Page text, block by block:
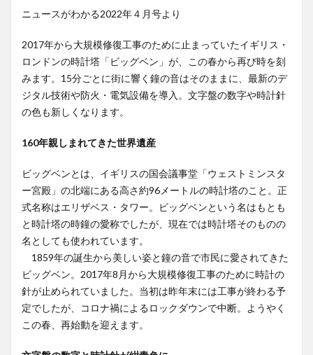
ニュースがわかる2022年４月号より
2017年から大規模修復工事のために止まっていたイギリス・
ロンドンの時計塔「ビッグベン」が、この春から再び時を刻
みます。15分ごとに街に響く鐘の音はそのままに、最新のデ
ジタル技術や防火・電気設備を導入。文字盤の数字や時計針
の色も新しくなります。
160年親しまれてきた世界遺産
ビッグベンとは、イギリスの国会議事堂「ウェストミンスタ
ー宮殿」の北端にある高さ約96メートルの時計塔のこと。正
式名称はエリザベス・タワー。ビッグベンという名はもとも
と時計塔の時鐘の愛称でしたが、現在では時計塔そのものの
名としても使われています。
1859年の誕生から美しい姿と鐘の音で市民に愛されてきた
ビッグベン。2017年8月から大規模修復工事のために時計の
針が止められていました。当初は昨年末には工事が終わる予
定でしたが、コロナ禍によるロックダウンで中断。ようやく
この春、再始動を迎えます。